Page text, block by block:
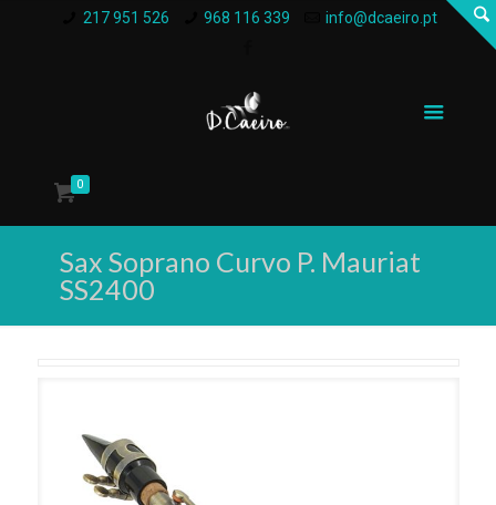
217 951 526 968 116 339 info@dcaeiro.pt
0
Sax Soprano Curvo P. Mauriat
SS2400